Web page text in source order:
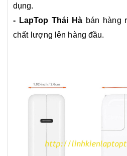
dụng.
- LapTop Thái Hà bán hàng
chất lượng lên hàng đầu.